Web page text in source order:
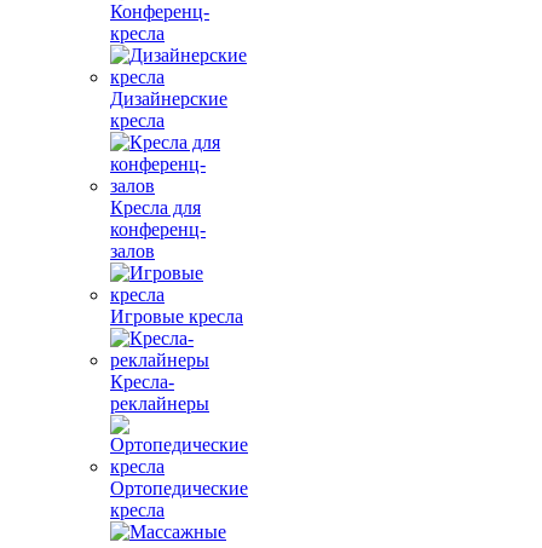
Конференц-
кресла
Дизайнерские
кресла
Кресла для
конференц-
залов
Игровые кресла
Кресла-
реклайнеры
Ортопедические
кресла